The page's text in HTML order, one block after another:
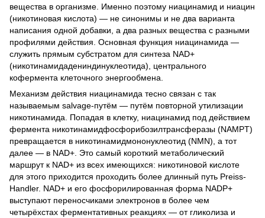
вещества в организме. Именно поэтому ниацинамид и ниацин
(никотиновая кислота) — не синонимы и не два варианта
написания одной добавки, а два разных вещества с разными
профилями действия. Основная функция ниацинамида —
служить прямым субстратом для синтеза NAD+
(никотинамидадениндинуклеотида), центрального
кофермента клеточного энергообмена.
Механизм действия ниацинамида тесно связан с так
называемым salvage-путём — путём повторной утилизации
никотинамида. Попадая в клетку, ниацинамид под действием
фермента никотинамидфосфорибозилтрансферазы (NAMPT)
превращается в никотинамидмононуклеотид (NMN), а тот
далее — в NAD+. Это самый короткий метаболический
маршрут к NAD+ из всех имеющихся: никотиновой кислоте
для этого приходится проходить более длинный путь Preiss-
Handler. NAD+ и его фосфорилированная форма NADP+
выступают переносчиками электронов в более чем
четырёхстах ферментативных реакциях — от гликолиза и